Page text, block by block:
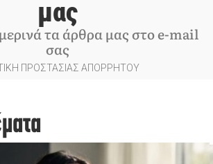
μας
τα άρθρα μας στο e-mail
σας
ΠΡΟΣΤΑΣΙΑΣ ΑΠΟΡΡΗΤΟΥ